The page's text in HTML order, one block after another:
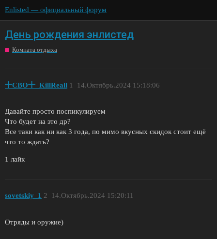
Enlisted — официальный форум
День рождения энлистед
Комната отдыха
十СВО十_KillReall 14.Октябрь.2024 15:18:06
1
Давайте просто поспикулируем
Что будет на это др?
Все таки как ни как 3 года, по мимо вкусных скидок стоит ещё
что то ждать?
1 лайк
sovetskiy_1 14.Октябрь.2024 15:20:11
2
Отряды и оружие)